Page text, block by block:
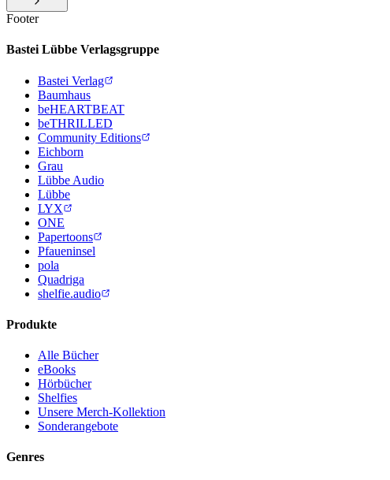
Footer
Bastei Lübbe Verlagsgruppe
Bastei Verlag
Baumhaus
beHEARTBEAT
beTHRILLED
Community Editions
Eichborn
Grau
Lübbe Audio
Lübbe
LYX
ONE
Papertoons
Pfaueninsel
pola
Quadriga
shelfie.audio
Produkte
Alle Bücher
eBooks
Hörbücher
Shelfies
Unsere Merch-Kollektion
Sonderangebote
Genres